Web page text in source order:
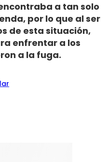
a tan solo
por lo que al ser
de esta situación,
enfrentar a los
a la fuga.